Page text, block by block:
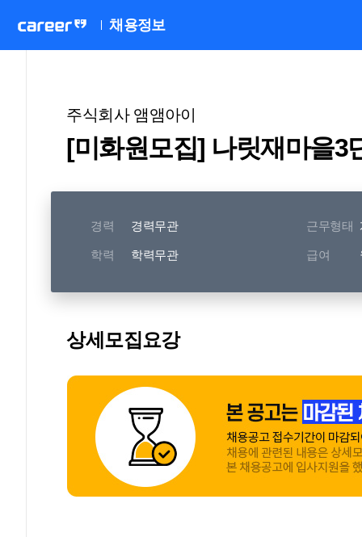
채용정보
주식회사 앰앰아이
경력 경력무관 근무형태
학력 학력무관 급여
상세모집요강